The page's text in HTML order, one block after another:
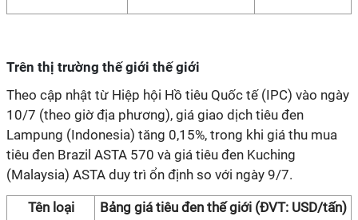
Trên thị trường thế giới thế giới
Theo cập nhật từ Hiệp hội Hồ tiêu Quốc tế (IPC) vào ngày
10/7 (theo giờ địa phương), giá giao dịch tiêu đen
Lampung (Indonesia) tăng 0,15%, trong khi giá thu mua
tiêu đen Brazil ASTA 570 và giá tiêu đen Kuching
(Malaysia) ASTA duy trì ổn định so với ngày 9/7.
Tên loại Bảng giá tiêu đen thế giới (ĐVT: USD/tấn)